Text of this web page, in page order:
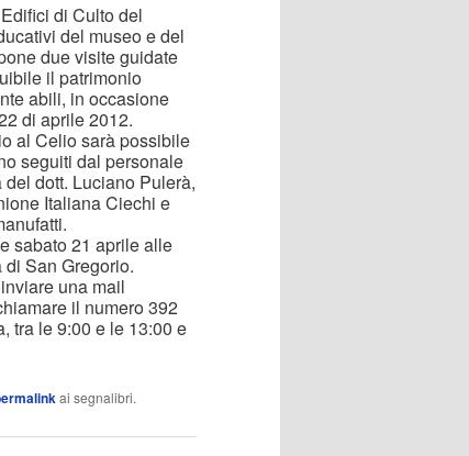
di Culto del
del museo e del
due visite guidate
il patrimonio
abili, in occasione
di aprile 2012.
al Celio sarà possibile
seguiti dal personale
dott. Luciano Pulerà,
Italiana Ciechi e
sabato 21 aprile alle
San Gregorio.
una mail
il numero 392
tra le 9:00 e le 13:00 e
ai segnalibri.